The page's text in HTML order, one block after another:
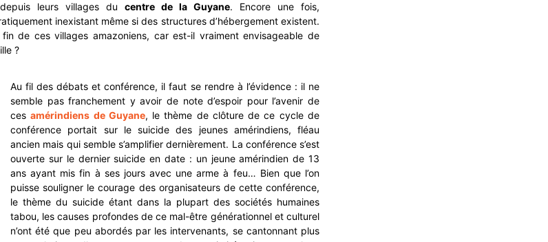
leurs villages du centre de la Guyane. Encore une fois,
inexistant même si des structures d’hébergement existent.
de ces villages amazoniens, car est-il vraiment envisageable de
?
Au fil des débats et conférence, il faut se rendre à l’évidence : il ne
semble pas franchement y avoir de note d’espoir pour l’avenir de
cesamérindiens de Guyane, le thème de clôture de ce cycle de
conférence portait sur le suicide des jeunes amérindiens, fléau
ancien mais qui semble s’amplifier dernièrement. La conférence s’est
ouverte sur le dernier suicide en date : un jeune amérindien de 13
ans ayant mis fin à ses jours avec une arme à feu… Bien que l’on
puisse souligner le courage des organisateurs de cette conférence,
le thème du suicide étant dans la plupart des sociétés humaines
tabou, les causes profondes de ce mal-être générationnel et culturel
n’ont été que peu abordés par les intervenants, se cantonnant plus